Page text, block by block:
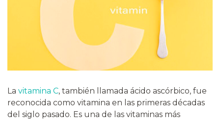
La vitamina C, también llamada ácido ascórbico, fue
reconocida como vitamina en las primeras décadas
del siglo pasado. Es una de las vitaminas más